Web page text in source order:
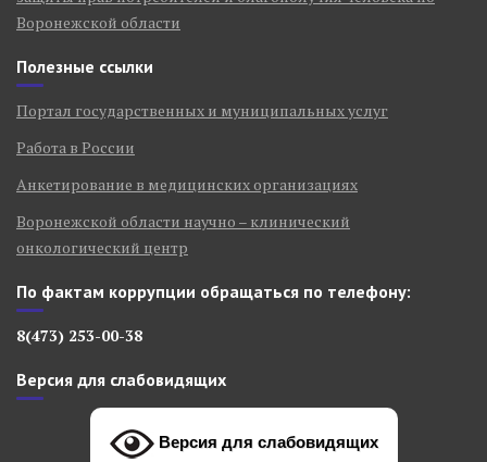
Воронежской области
Полезные ссылки
Портал государственных и муниципальных услуг
Работа в России
Анкетирование в медицинских организациях
Воронежской области научно – клинический
онкологический центр
По фактам коррупции обращаться по телефону:
8(473) 253-00-38
Версия для слабовидящих
Версия для слабовидящих